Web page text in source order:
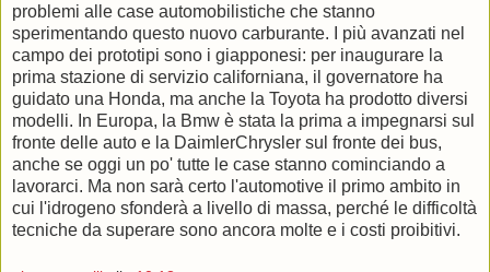
problemi alle case automobilistiche che stanno
sperimentando questo nuovo carburante. I più avanzati nel
campo dei prototipi sono i giapponesi: per inaugurare la
prima stazione di servizio californiana, il governatore ha
guidato una Honda, ma anche la Toyota ha prodotto diversi
modelli. In Europa, la Bmw è stata la prima a impegnarsi sul
fronte delle auto e la DaimlerChrysler sul fronte dei bus,
anche se oggi un po' tutte le case stanno cominciando a
lavorarci. Ma non sarà certo l'automotive il primo ambito in
cui l'idrogeno sfonderà a livello di massa, perché le difficoltà
tecniche da superare sono ancora molte e i costi proibitivi.